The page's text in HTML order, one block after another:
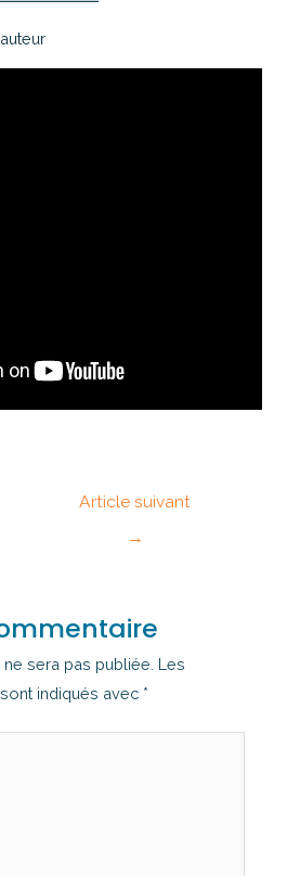
Article suivant
→
sera pas publiée. Les
indiqués avec *